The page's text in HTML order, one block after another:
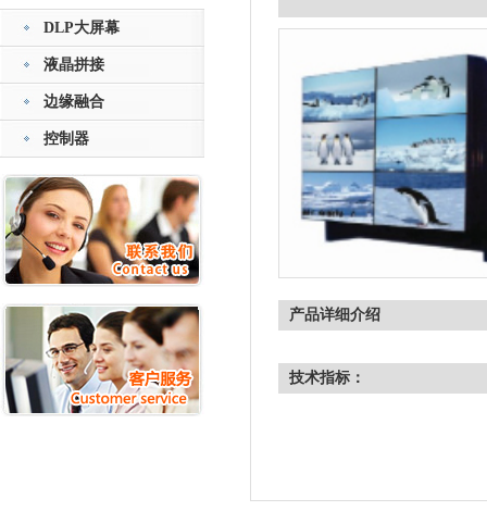
DLP大屏幕
液晶拼接
边缘融合
控制器
产品详细介绍
技术指标：